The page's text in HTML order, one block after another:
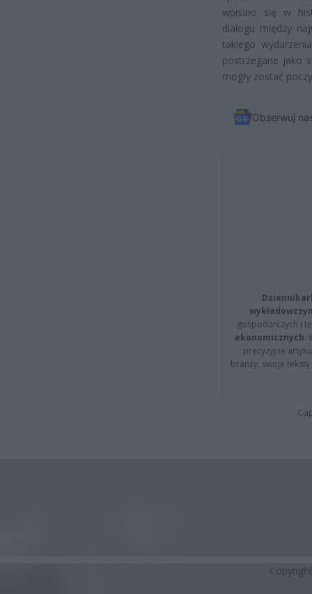
wpisało się w
dialogu między
takiego
postrzegane jako
mogły zostać
Obserwuj
gospodarczych i
ekonomicznych.
precyzyjne
branży, swoje